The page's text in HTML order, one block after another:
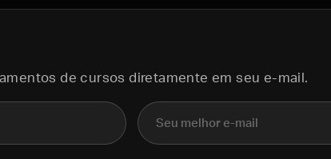
de cursos diretamente em seu e-mail.
E-mail